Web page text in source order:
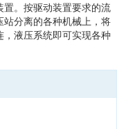
。按驱动装置要求的流
站分离的各种机械上，将
液压系统即可实现各种